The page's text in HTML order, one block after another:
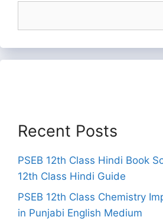
Recent Posts
PSEB 12th Class Hindi Book
12th Class Hindi Guide
PSEB 12th Class Chemistry
in Punjabi English Medium